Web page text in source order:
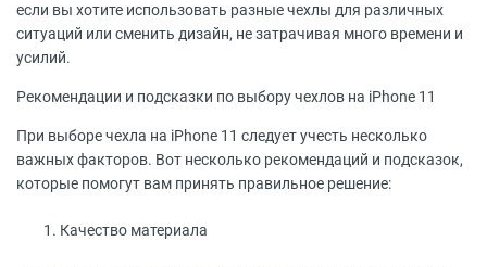
если вы хотите использовать разные чехлы для различных
ситуаций или сменить дизайн, не затрачивая много времени и
усилий.
Рекомендации и подсказки по выбору чехлов на iPhone 11
При выборе чехла на iPhone 11 следует учесть несколько
важных факторов. Вот несколько рекомендаций и подсказок,
которые помогут вам принять правильное решение:
Качество материала